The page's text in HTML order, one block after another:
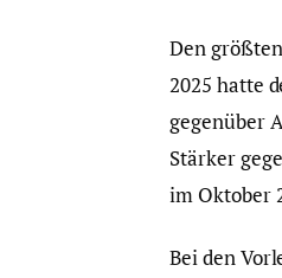
Den
2025 hatte
gegenüber
Stärker
im Oktober
Bei den